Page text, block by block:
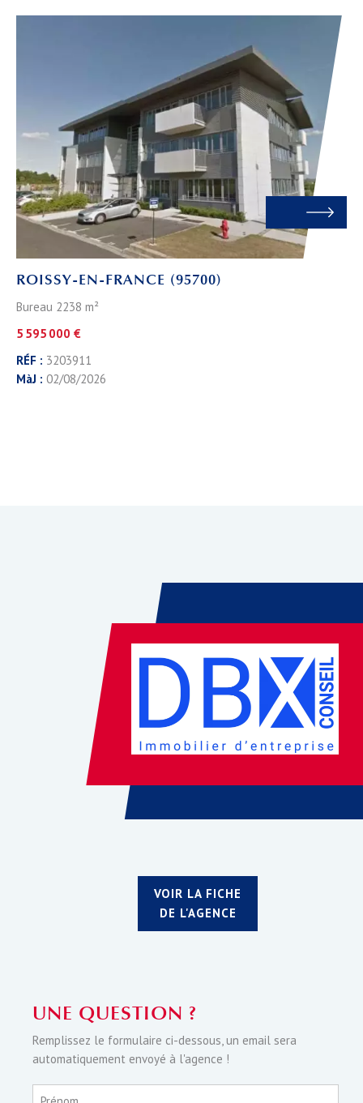
ROISSY-EN-FRANCE (95700)
Bureau 2238 m²
5 595 000 €
RÉF : 3203911
MàJ : 02/08/2026
VOIR LA FICHE
DE L'AGENCE
UNE QUESTION ?
Remplissez le formulaire ci-dessous, un email sera
automatiquement envoyé à l'agence !